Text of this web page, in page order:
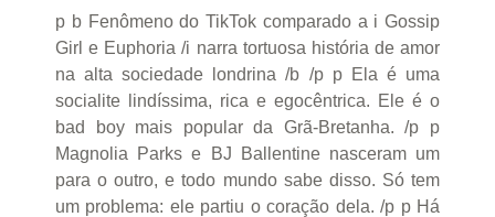
p b Fenômeno do TikTok comparado a i Gossip
Girl e Euphoria /i narra tortuosa história de amor
na alta sociedade londrina /b /p p Ela é uma
socialite lindíssima, rica e egocêntrica. Ele é o
bad boy mais popular da Grã-Bretanha. /p p
Magnolia Parks e BJ Ballentine nasceram um
para o outro, e todo mundo sabe disso. Só tem
um problema: ele partiu o coração dela. /p p Há